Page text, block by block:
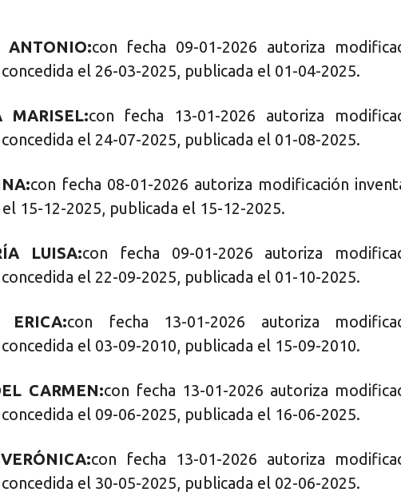
ANTONIO:con fecha 09-01-2026 autoriza
el 26-03-2025, publicada el 01-04-2025.
MARISEL:con fecha 13-01-2026 autoriza
el 24-07-2025, publicada el 01-08-2025.
con fecha 08-01-2026 autoriza modificación
15-12-2025, publicada el 15-12-2025.
LUISA:con fecha 09-01-2026 autoriza
el 22-09-2025, publicada el 01-10-2025.
ERICA:con fecha 13-01-2026 autoriza
el 03-09-2010, publicada el 15-09-2010.
CARMEN:con fecha 13-01-2026 autoriza
el 09-06-2025, publicada el 16-06-2025.
con fecha 13-01-2026 autoriza
el 30-05-2025, publicada el 02-06-2025.